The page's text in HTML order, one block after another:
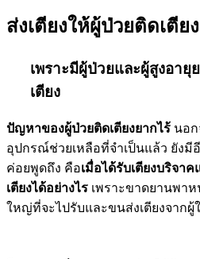
ส่งเตียงให้ผู้ป่วยติดเตีย
เพราะมีผู้ป่วยและผู้สูงอายุ
เตียง
ปัญหาของผู้ป่วยติดเตียงยากไร้ นอก
อุปกรณ์ช่วยเหลือที่จำเป็นแล้ว ยัง
ค่อยพูดถึง คือเมื่อได้รับเตียงบริจา
เตียงได้อย่างไร เพราะขาดยานพา
ใหญ่ที่จะไปรับและขนส่งเตียงจากผู้